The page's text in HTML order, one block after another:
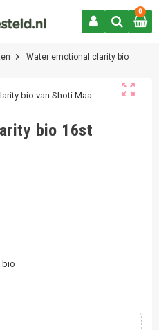
0
chevron_right Water emotional clarity bio
zoom_out_map
bio 16st
bio